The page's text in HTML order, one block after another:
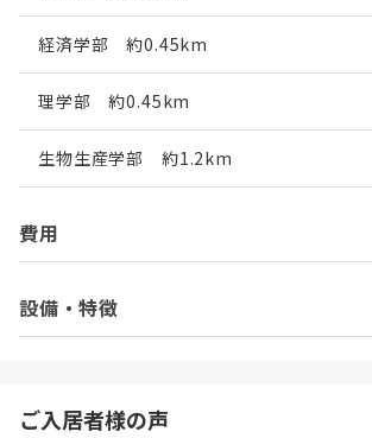
経済学部 約0.45km
理学部 約0.45km
生物生産学部 約1.2km
費用
設備・特徴
ご入居者様の声